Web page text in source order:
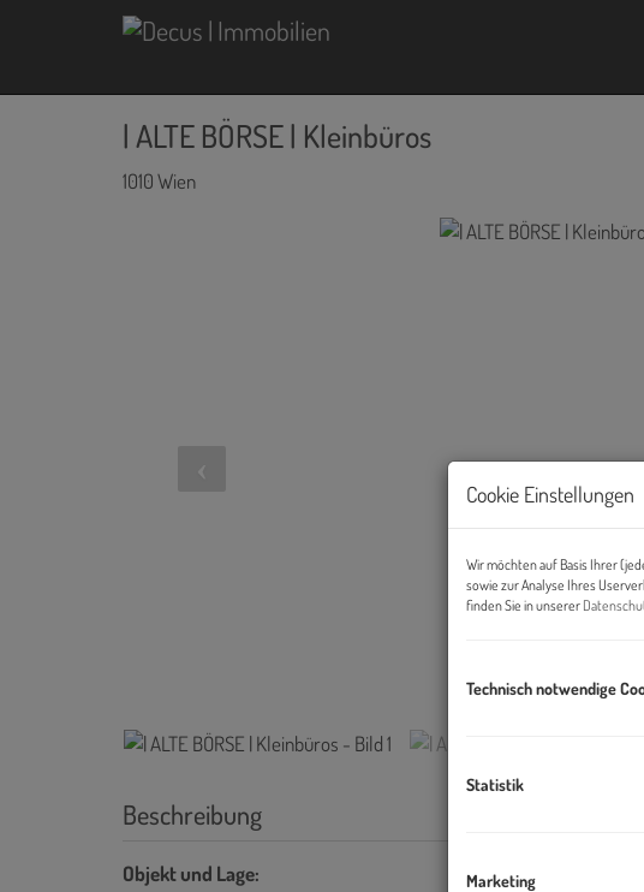
| ALTE BÖRSE | Kleinbüros
1010 Wien
Beschreibung
Objekt und Lage:
Cookie Einstellungen
Wir möchten auf Basis Ihrer
sowie zur Analyse Ihres
finden Sie in unserer
Technisch notwendige
Statistik
Marketing